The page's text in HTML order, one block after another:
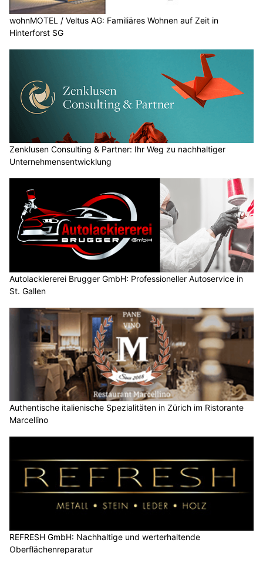
wohnMOTEL / Veltus AG: Familiäres Wohnen auf Zeit in
Hinterforst SG
Zenklusen Consulting & Partner: Ihr Weg zu nachhaltiger
Unternehmensentwicklung
Autolackiererei Brugger GmbH: Professioneller Autoservice in
St. Gallen
Authentische italienische Spezialitäten in Zürich im Ristorante
Marcellino
REFRESH GmbH: Nachhaltige und werterhaltende
Oberflächenreparatur